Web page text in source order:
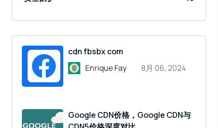
cdn fbsbx com
Enrique Fay
8月 06, 2024
Google CDN价格，Google CDN与